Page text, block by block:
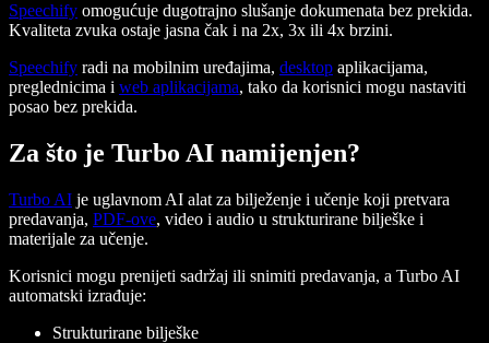
Speechify omogućuje dugotrajno slušanje dokumenata bez prekida.
Kvaliteta zvuka ostaje jasna čak i na 2x, 3x ili 4x brzini.
Speechify radi na mobilnim uređajima, desktop aplikacijama,
preglednicima i web aplikacijama, tako da korisnici mogu nastaviti
posao bez prekida.
Za što je Turbo AI namijenjen?
Turbo AI je uglavnom AI alat za bilježenje i učenje koji pretvara
predavanja, PDF-ove, video i audio u strukturirane bilješke i
materijale za učenje.
Korisnici mogu prenijeti sadržaj ili snimiti predavanja, a Turbo AI
automatski izrađuje:
Strukturirane bilješke